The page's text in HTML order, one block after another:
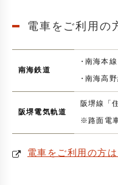
電車をご利用の
南海鉄道
・南海本線
・南海高
阪堺電気軌道
阪堺線 「
※路面電
電車をご利用の方